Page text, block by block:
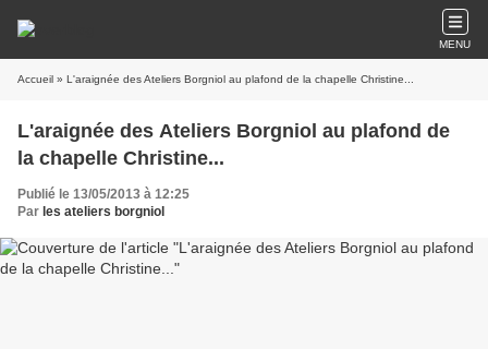
MENU
Accueil » L'araignée des Ateliers Borgniol au plafond de la chapelle Christine...
L'araignée des Ateliers Borgniol au plafond de
la chapelle Christine...
Publié le 13/05/2013 à 12:25
Par les ateliers borgniol